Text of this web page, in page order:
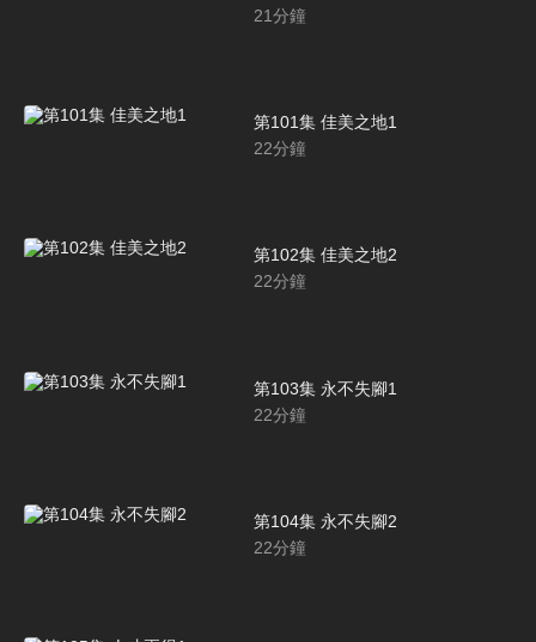
21分鐘
第101集 佳美之地1
22分鐘
第102集 佳美之地2
22分鐘
第103集 永不失腳1
22分鐘
第104集 永不失腳2
22分鐘